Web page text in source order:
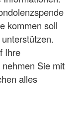
kommen soll
Ihre
Sie mit
alles